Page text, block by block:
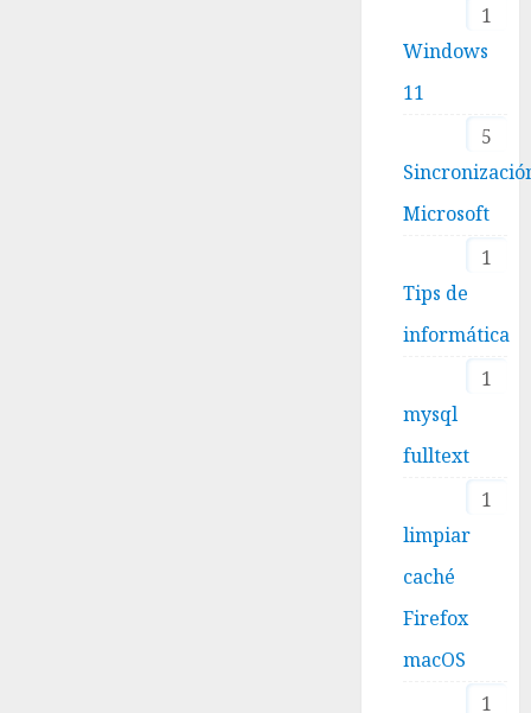
1
Windows
11
5
Microsoft
1
Tips de
informática
1
mysql
fulltext
1
limpiar
caché
Firefox
macOS
1